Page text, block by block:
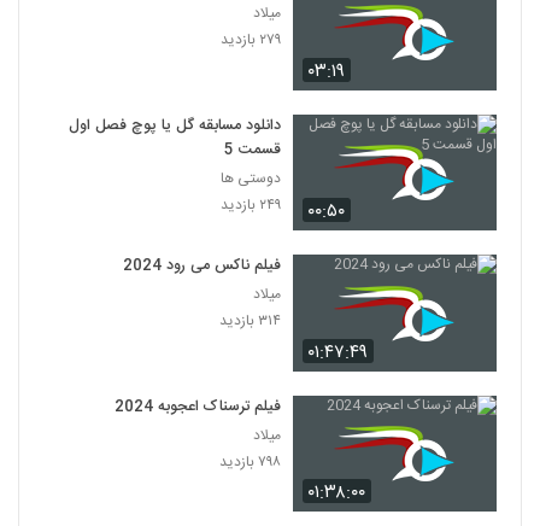
۰۳:۱۹
میلاد
۲۷۹ بازدید
۰۰:۵۰
دانلود مسابقه گل یا پوچ فصل اول
قسمت 5
دوستی ها
۲۴۹ بازدید
۰۱:۴۷:۴۹
فیلم ناکس می رود 2024
میلاد
۳۱۴ بازدید
۰۱:۳۸:۰۰
فیلم ترسناک اعجوبه 2024
میلاد
۷۹۸ بازدید